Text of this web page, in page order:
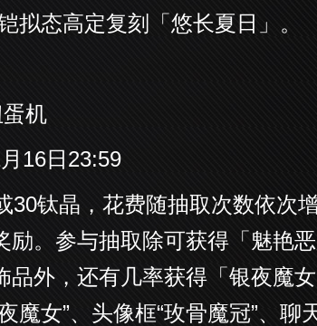
拟态高定复刻「悠长夏日」。
机
16日23:59
30钛晶，花费随抽取次数依次
励。参与抽取除可获得「魅艳恶
品外，还有几率获得「银夜魔
魔女”、头像框“玫骨魔冠”、聊